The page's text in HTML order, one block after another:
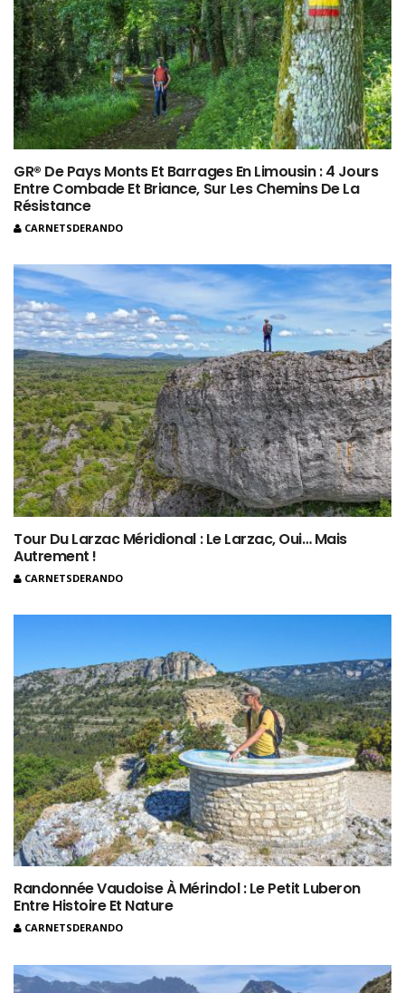
GR® De Pays Monts Et Barrages En Limousin : 4 Jours
Entre Combade Et Briance, Sur Les Chemins De La
Résistance
CARNETSDERANDO
Tour Du Larzac Méridional : Le Larzac, Oui… Mais
Autrement !
CARNETSDERANDO
Randonnée Vaudoise À Mérindol : Le Petit Luberon
Entre Histoire Et Nature
CARNETSDERANDO